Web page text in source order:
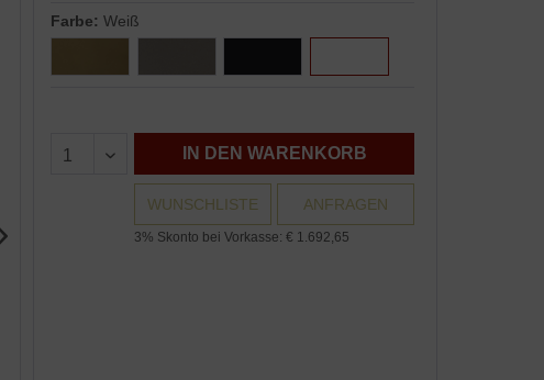
Farbe: Weiß
IN DEN WARENKORB
WUNSCHLISTE ANFRAGEN
3% Skonto bei Vorkasse: € 1.692,65